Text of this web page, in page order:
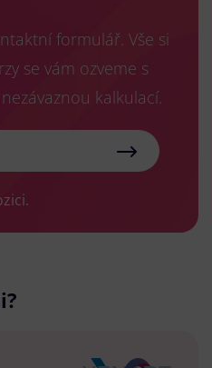
formulář. Vše si
se vám ozveme s
kalkulací.